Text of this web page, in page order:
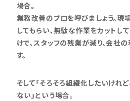
場合。
業務改善のプロを呼びましょう。現
してもらい、無駄な作業をカットし
けで、スタッフの残業が減り、会社
す。
そして「そろそろ組織化したいけれ
ない」という場合。